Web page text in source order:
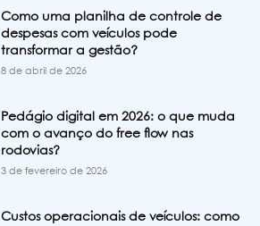
Como uma planilha de controle de
despesas com veículos pode
transformar a gestão?
8 de abril de 2026
Pedágio digital em 2026: o que muda
com o avanço do free flow nas
rodovias?
3 de fevereiro de 2026
Custos operacionais de veículos: como